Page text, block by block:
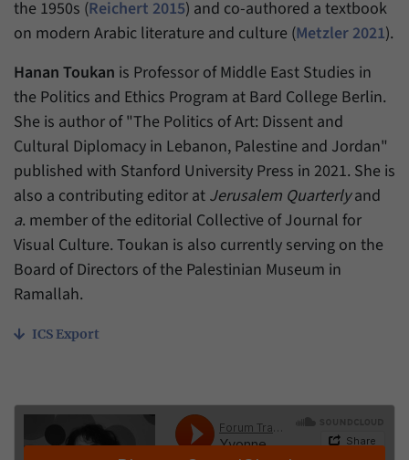
the 1950s (Reichert 2015) and co-authored a textbook
on modern Arabic literature and culture (Metzler 2021).
Hanan Toukan is Professor of Middle East Studies in
the Politics and Ethics Program at Bard College Berlin.
She is author of "The Politics of Art: Dissent and
Cultural Diplomacy in Lebanon, Palestine and Jordan"
published with Stanford University Press in 2021. She is
also a contributing editor at Jerusalem Quarterlyand
a. member of the editorial Collective of Journal for
Visual Culture. Toukan is also currently serving on the
Board of Directors of the Palestinian Museum in
Ramallah.
ICS Export